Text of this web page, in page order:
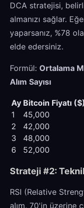
DCA stratejisi,
almanızı sağlar.
yaparsanız, %78
elde edersiniz.
Formül: Ortalama
Alım Sayısı
Ay Bitcoin Fiyatı ($)
1
45,000
2
42,000
3
48,000
6
52,000
Strateji #2:
RSI (Relative
alım, 70'in üzerine